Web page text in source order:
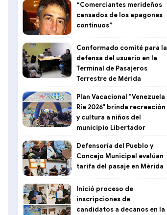
“Comerciantes merideños
cansados de los apagones
continuos”
Conformado comité para la
defensa del usuario en la
Terminal de Pasajeros
Terrestre de Mérida
Plan Vacacional "Venezuela
Ríe 2026" brinda recreación
y cultura a niños del
municipio Libertador
Defensoría del Pueblo y
Concejo Municipal evalúan
tarifa del pasaje en Mérida
Inició proceso de
inscripciones de
candidatos a decanos en la